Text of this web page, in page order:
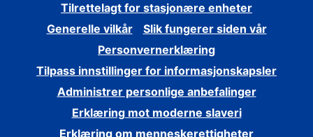
Tilrettelagt for stasjonære enheter
Generelle vilkår
Slik fungerer siden vår
Personvernerklæring
Tilpass innstillinger for informasjonskapsler
Administrer personlige anbefalinger
Erklæring mot moderne slaveri
Erklæring om menneskerettigheter